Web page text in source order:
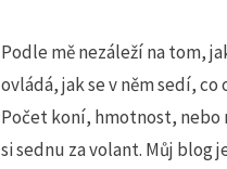
Podle mě nezáleží na tom,
ovládá, jak se v něm sedí,
Počet koní, hmotnost, nebo
si sednu za volant. Můj blog